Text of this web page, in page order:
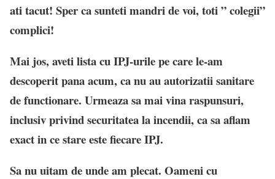
ati tacut! Sper ca sunteti mandri de voi, toti ” colegii”
complici!
Mai jos, aveti lista cu IPJ-urile pe care le-am
descoperit pana acum, ca nu au autorizatii sanitare
de functionare. Urmeaza sa mai vina raspunsuri,
inclusiv privind securitatea la incendii, ca sa aflam
exact in ce stare este fiecare IPJ.
Sa nu uitam de unde am plecat. Oameni cu